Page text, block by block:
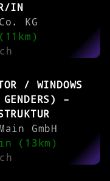
IN
KG
/ WINDOWS
–
GmbH
(13km)